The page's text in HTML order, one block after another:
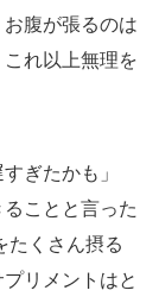
腹が張るのは
れ以上無理を
ぎたかも」
ことと言った
たくさん摂る
リメントはと